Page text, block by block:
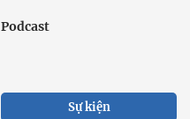
Podcast
Sự kiện